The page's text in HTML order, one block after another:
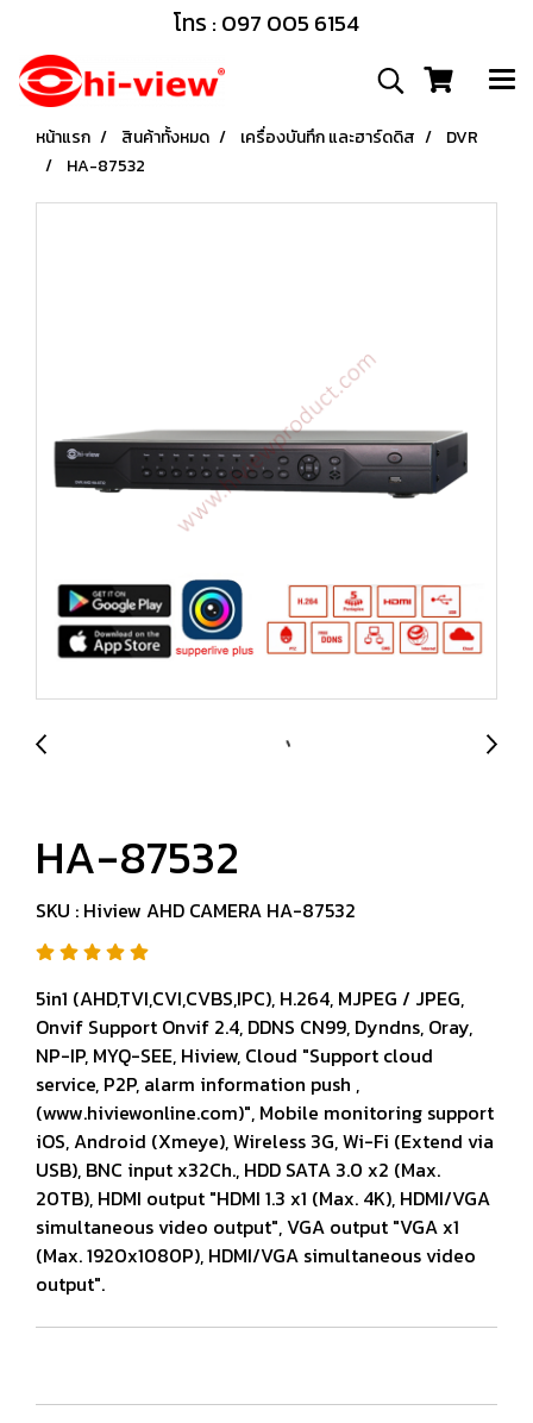
โทร : 097 005 6154
หน้าแรก สินค้าทั้งหมด เครื่องบันทึก และฮาร์ดดิส
DVR
HA-87532
HA-87532
SKU : Hiview AHD CAMERA HA-87532
5in1 (AHD,TVI,CVI,CVBS,IPC), H.264, MJPEG / JPEG,
Onvif Support Onvif 2.4, DDNS CN99, Dyndns, Oray,
NP-IP, MYQ-SEE, Hiview, Cloud "Support cloud
service, P2P, alarm information push ,
(www.hiviewonline.com)", Mobile monitoring support
iOS, Android (Xmeye), Wireless 3G, Wi-Fi (Extend via
USB), BNC input x32Ch., HDD SATA 3.0 x2 (Max.
20TB), HDMI output "HDMI 1.3 x1 (Max. 4K), HDMI/VGA
simultaneous video output", VGA output "VGA x1
(Max. 1920x1080P), HDMI/VGA simultaneous video
output".